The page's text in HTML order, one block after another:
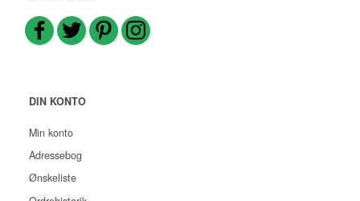
DIN KONTO
Min konto
Adressebog
Ønskeliste